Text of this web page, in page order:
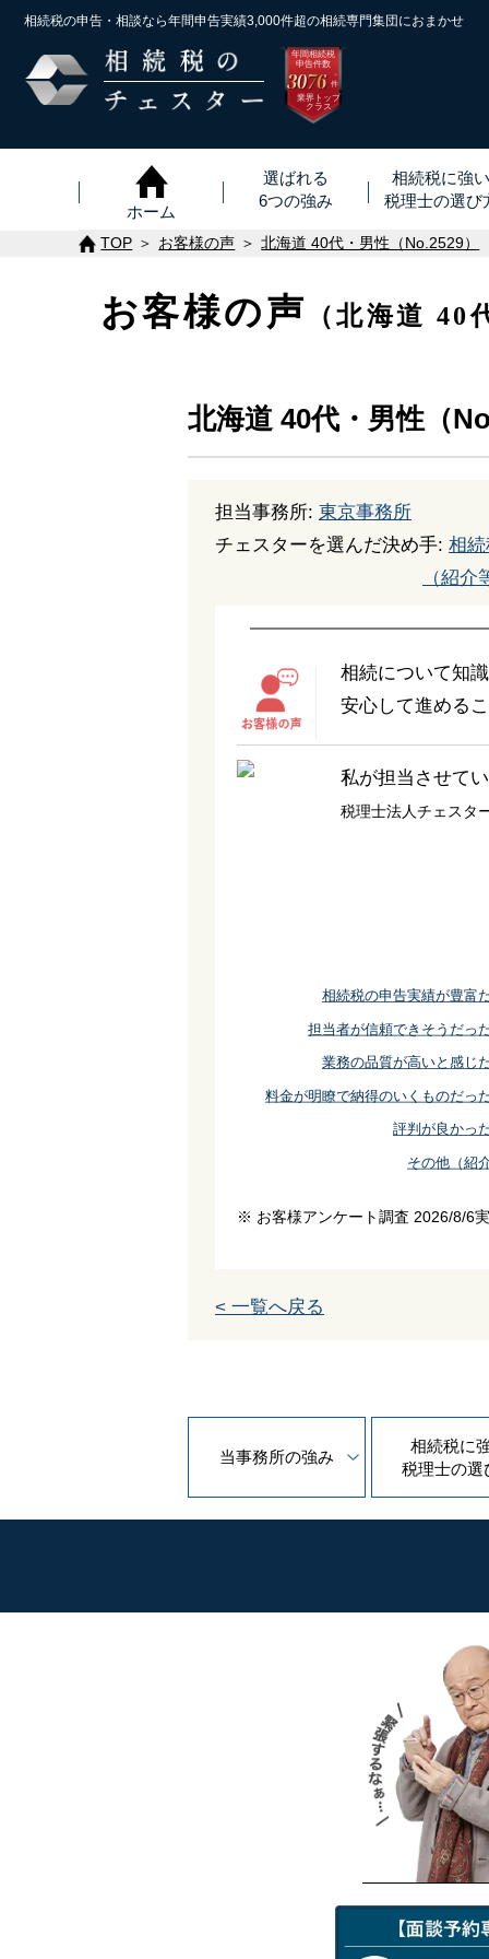
相続税の申告・相談なら年間申告実績3,000件超の相続専門集団におまかせ
年間相続税
申告件数
3076 ※
件
業界トップ
クラス
ホーム
選ばれる
6つの強み
相続税に強
税理士の選び
TOP お客様の声 北海道 40代・男性（No.2529）
お客様の声 （北海道 40
北海道 40代・男性（
担当事務所: 東京事務所
チェスターを選んだ決め手: 相
（紹介
相続について知
安心して進める
私が担当させて
税理士法人チェスタ
相続税の申告実績が豊富
担当者が信頼できそうだっ
業務の品質が高いと感じ
料金が明瞭で納得のいくものだっ
評判が良かっ
その他（紹
※ お客様アンケート調査 2026/8/6
< 一覧へ戻る
当事務所の強み
相続税に
税理士の選